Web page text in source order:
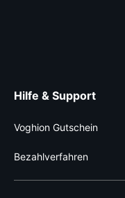
Hilfe & Support
Voghion Gutschein
Bezahlverfahren